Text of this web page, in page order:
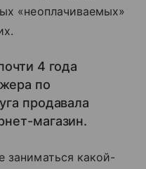
«неоплачиваемых»
4 года
по
продавала
магазин.
заниматься какой-